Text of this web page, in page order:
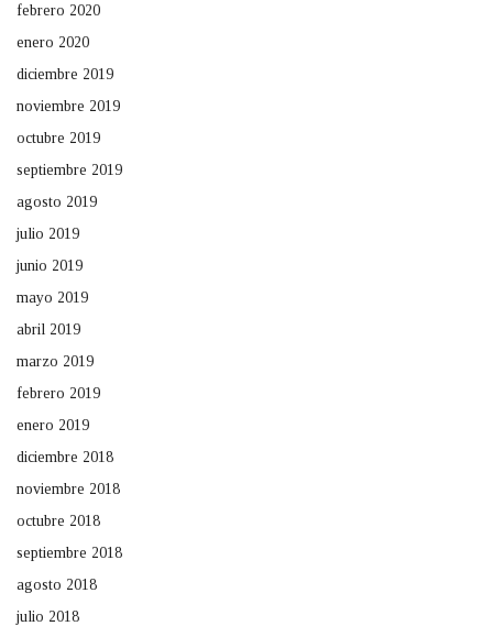
febrero 2020
enero 2020
diciembre 2019
noviembre 2019
octubre 2019
septiembre 2019
agosto 2019
julio 2019
junio 2019
mayo 2019
abril 2019
marzo 2019
febrero 2019
enero 2019
diciembre 2018
noviembre 2018
octubre 2018
septiembre 2018
agosto 2018
julio 2018